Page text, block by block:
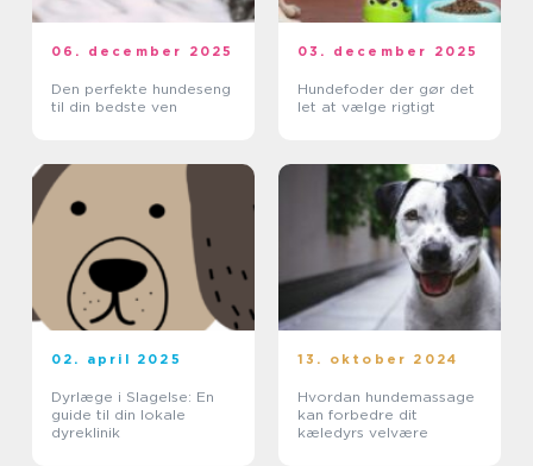
06. december 2025
Den perfekte hundeseng
til din bedste ven
03. december 2025
Hundefoder der gør det
let at vælge rigtigt
02. april 2025
Dyrlæge i Slagelse: En
guide til din lokale
dyreklinik
13. oktober 2024
Hvordan hundemassage
kan forbedre dit
kæledyrs velvære